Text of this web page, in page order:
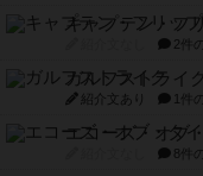
キャプテン・フ
2件
ガルフストライク
紹介文あり 1件
エコーズ・オブ
8件